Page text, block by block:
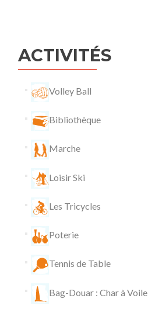
ACTIVITÉS
Volley Ball
Bibliothèque
Marche
Loisir Ski
Les Tricycles
Poterie
Tennis de Table
Bag-Douar : Char à Voile